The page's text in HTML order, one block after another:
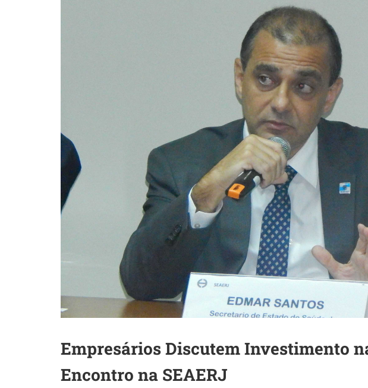
Empresários Discutem Investimento
Encontro na SEAERJ